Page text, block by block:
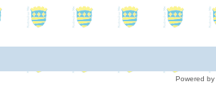
Powered by